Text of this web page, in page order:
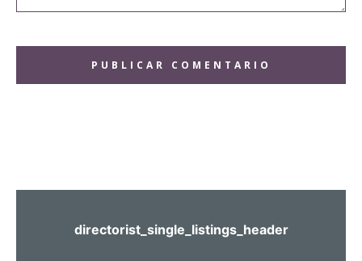
directorist_single_listings_header